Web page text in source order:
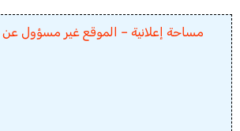
مساحة إعلانية – الموقع غير مسؤول عن